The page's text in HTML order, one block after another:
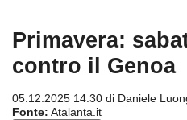
Primavera:
contro il Genoa
05.12.2025 14:30 di Daniele
Fonte: Atalanta.it